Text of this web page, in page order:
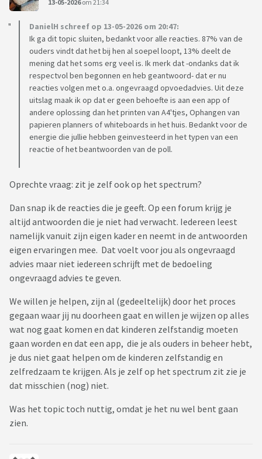
13-05-2026om 21:34
DanielH schreef op 13-05-2026 om 20:47:
Ik ga dit topic sluiten, bedankt voor alle reacties. 87% van de
ouders vindt dat het bij hen al soepel loopt, 13% deelt de
mening dat het soms erg veel is. Ik merk dat -ondanks dat ik
respectvol ben begonnen en heb geantwoord- dat er nu
reacties volgen met o.a. ongevraagd opvoedadvies. Uit deze
uitslag maak ik op dat er geen behoefte is aan een app of
andere oplossing dan het printen van A4'tjes, Ophangen van
papieren planners of whiteboards in het huis. Bedankt voor de
energie die jullie hebben geinvesteerd in het typen van een
reactie of het beantwoorden van de poll.
Oprechte vraag: zit je zelf ook op het spectrum?
Dan snap ik de reacties die je geeft. Op een forum krijg je
altijd antwoorden die je niet had verwacht. Iedereen leest
namelijk vanuit zijn eigen kader en neemt in de antwoorden
eigen ervaringen mee. Dat voelt voor jou als ongevraagd
advies maar niet iedereen schrijft met de bedoeling
ongevraagd advies te geven.
We willen je helpen, zijn al (gedeeltelijk) door het proces
gegaan waar jij nu doorheen gaat en willen je wijzen op alles
wat nog gaat komen en dat kinderen zelfstandig moeten
gaan worden en dat een app, die je als ouders in beheer hebt,
je dus niet gaat helpen om de kinderen zelfstandig en
zelfredzaam te krijgen. Als je zelf op het spectrum zit zie je
dat misschien (nog) niet.
Was het topic toch nuttig, omdat je het nu wel bent gaan
zien.